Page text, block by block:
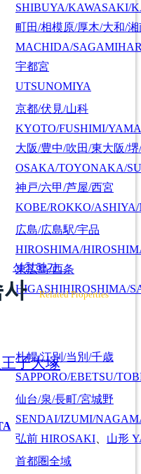
SHIBUYA/KAWASAKI/
町田/相模原/厚木/大和/湘
MACHIDA/
宇都宮
UTSUNOMIYA
京都/伏見/山科
KYOTO/FUSHIMI/
大阪/豊中/吹田/東大阪/
OSAKA/TOYONAKA/
神戸/六甲/芦屋/西宮
KOBE/ROKKO/
広島/広島駅/宇品
HIROSHIMA/
東広島/西条
HIGASHIHIROSHIMA/
札幌/江別/当別/千歳
SAPPORO/EBETSU/
仙台/泉/長町/宮城野
SENDAI/IZUMI/
弘前 HIROSAKI 山形
首都圏全域
신청하기
사 Related Properties
子大塚